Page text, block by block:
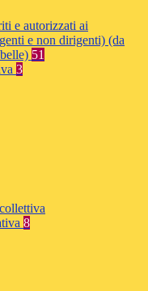
e autorizzati ai
e non dirigenti) (da
51
3
8